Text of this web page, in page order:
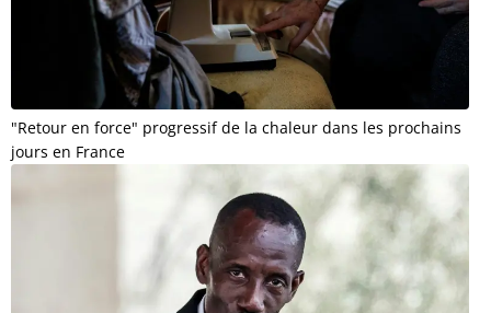
"Retour en force" progressif de la chaleur dans les prochains
jours en France